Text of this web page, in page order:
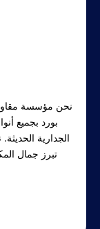
نحن مؤسسة
بورد بجميع
الجدارية
تبرز جمال